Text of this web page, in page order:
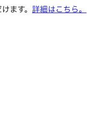
ます。 詳細はこちら。